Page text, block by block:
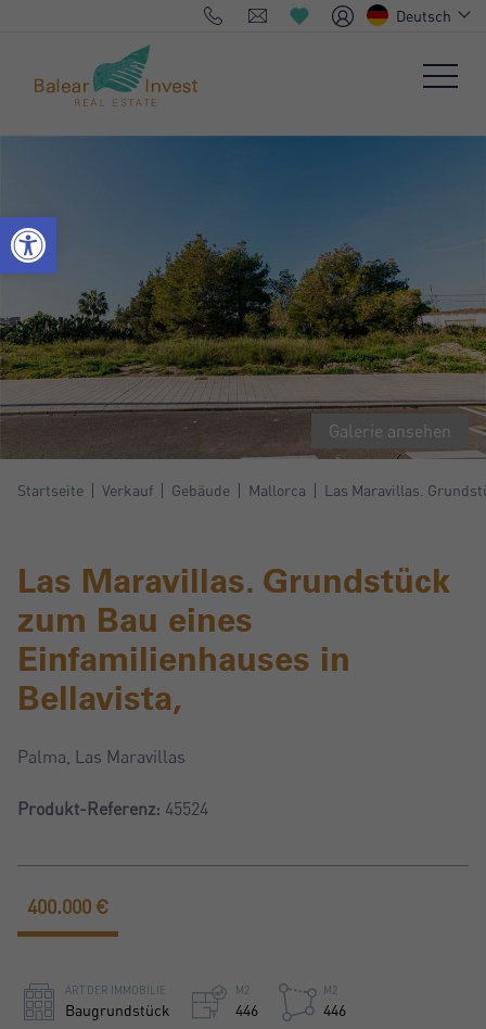
Deutsch
Galerie ansehen
Startseite Verkauf Gebäude Mallorca Las Maravillas.
Las Maravillas. Grundstück
zum Bau eines
Einfamilienhauses in
Bellavista,
Palma, Las Maravillas
Produkt-Referenz: 45524
ART DER IMMOBILIE
Baugrundstück
M2
446
M2
446
400.000 €